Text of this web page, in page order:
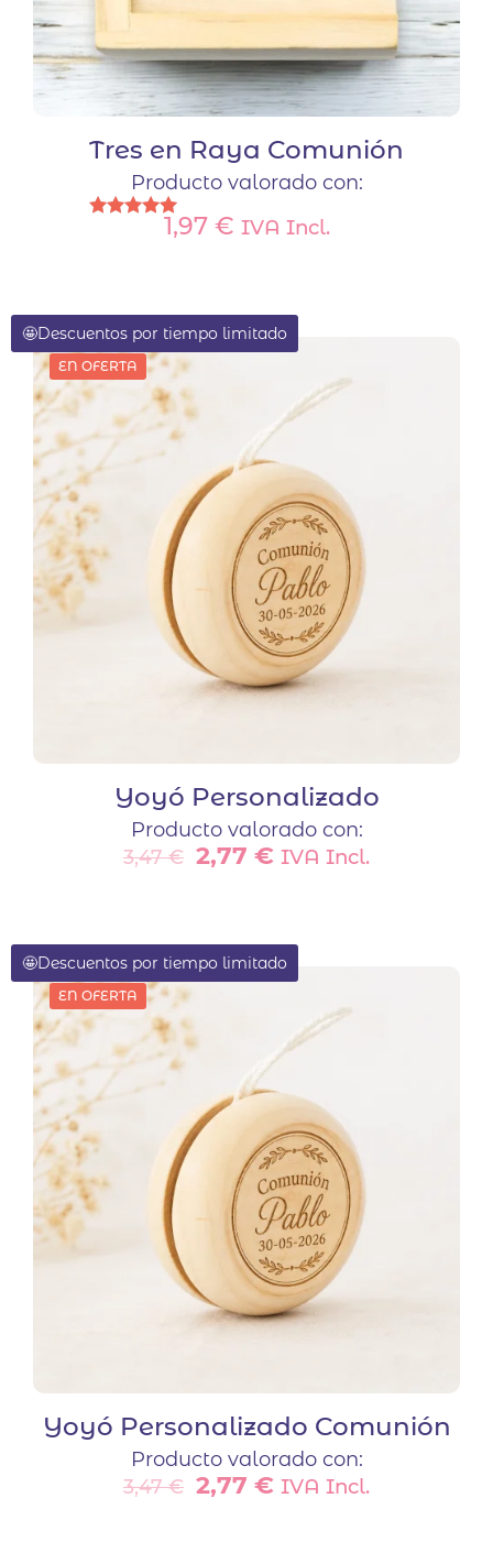
Tres en Raya Comunión
Producto valorado con:
1,97 € IVA Incl.
EN OFERTA
🤩Descuentos por tiempo limitado
Yoyó Personalizado
Producto valorado con:
3,47€ El
3,47 €.
2,77 €El
2,77 €.
IVA Incl.
EN OFERTA
🤩Descuentos por tiempo limitado
Yoyó Personalizado Comunión
Producto valorado con:
3,47€ El
2,77 €El
IVA Incl.